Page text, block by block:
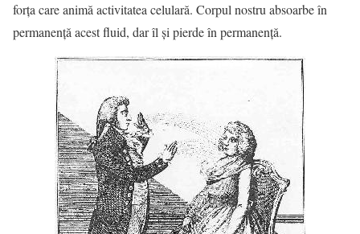
forţa care animă activitatea celulară. Corpul nostru absoarbe în
permanenţă acest fluid, dar îl şi pierde în permanenţă.